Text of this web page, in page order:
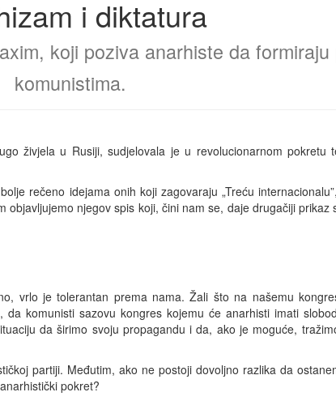
i diktatura
koji poziva anarhiste da
komunistima.
živjela u Rusiji, sudjelovala je u revolucionarnom pokretu
rečeno idejama onih koji zagovaraju „Treću
njegov spis koji, čini nam se, daje drugačiji prikaz
vrlo je tolerantan prema nama. Žali što na našemu
komunisti sazovu kongres kojemu će anarhisti imati
da širimo svoju propagandu i da, ako je moguće,
partiji. Međutim, ako ne postoji dovoljno razlika da
pokret?